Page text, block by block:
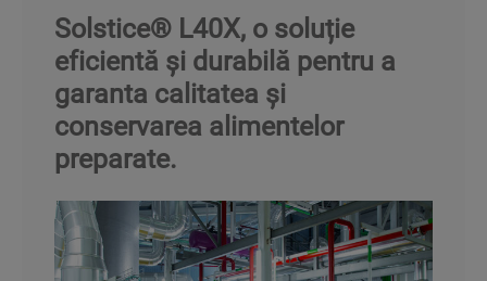
Solstice® L40X, o soluție
eficientă și durabilă pentru a
garanta calitatea și
conservarea alimentelor
preparate.